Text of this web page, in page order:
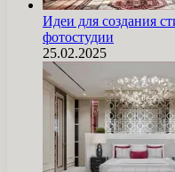
Идеи для создания
фотостудии
25.02.2025